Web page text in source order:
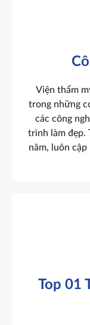
Viện thẩm
trong những
các công
trình làm đẹp.
năm, luôn
Top 01